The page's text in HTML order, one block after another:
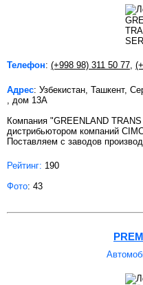
Телефон: (+998 98) 311 50 77
Адрес: Узбекистан, Ташкент,
, дом 13А
Компания "GREENLAND
дистрибьютором компаний
Поставляем с заводов
Рейтинг: 190
Фото: 43